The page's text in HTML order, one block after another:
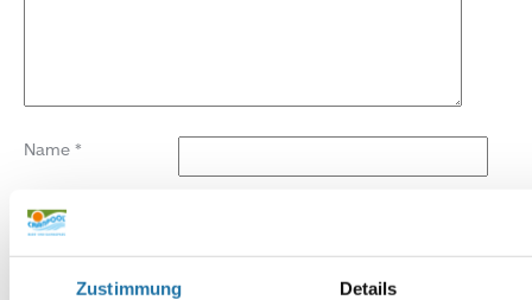
Zustimmung Details
Name *
E-Mail-Adresse
Website